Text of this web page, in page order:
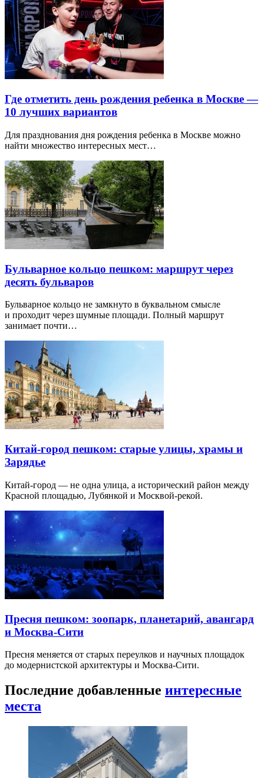
Где отметить день рождения ребенка в Москве —
10 лучших вариантов
Для празднования дня рождения ребенка в Москве можно
найти множество интересных мест…
Бульварное кольцо пешком: маршрут через
десять бульваров
Бульварное кольцо не замкнуто в буквальном смысле
и проходит через шумные площади. Полный маршрут
занимает почти…
Китай-город пешком: старые улицы, храмы и
Зарядье
Китай-город — не одна улица, а исторический район между
Красной площадью, Лубянкой и Москвой-рекой.
Пресня пешком: зоопарк, планетарий, авангард
и Москва-Сити
Пресня меняется от старых переулков и научных площадок
до модернистской архитектуры и Москва-Сити.
Последние добавленные интересные
места